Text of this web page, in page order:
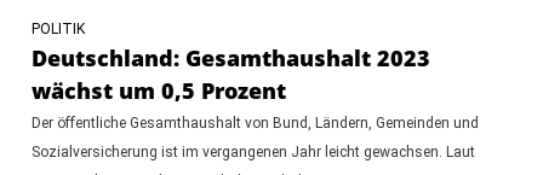
POLITIK
Deutschland: Gesamthaushalt 2023
wächst um 0,5 Prozent
Der öffentliche Gesamthaushalt von Bund, Ländern, Gemeinden und
Sozialversicherung ist im vergangenen Jahr leicht gewachsen. Laut